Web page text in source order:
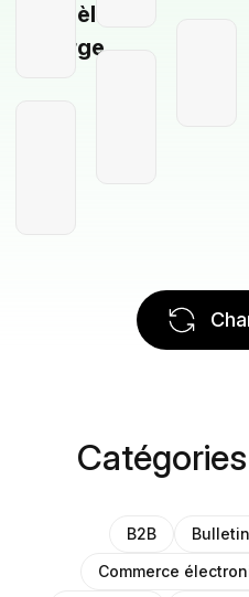
Modèle
Vierge
B2B
Commerce